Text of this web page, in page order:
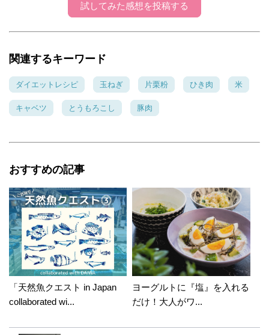
試してみた感想を投稿する
関連するキーワード
ダイエットレシピ 玉ねぎ 片栗粉 ひき肉 米
キャベツ とうもろこし 豚肉
おすすめの記事
「天然魚クエスト in Japan
collaborated wi...
ヨーグルトに『塩』を入れる
だけ！大人がワ...